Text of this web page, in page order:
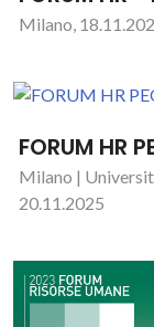
Milano,
FORUM HR
Milano |
20.11.2025